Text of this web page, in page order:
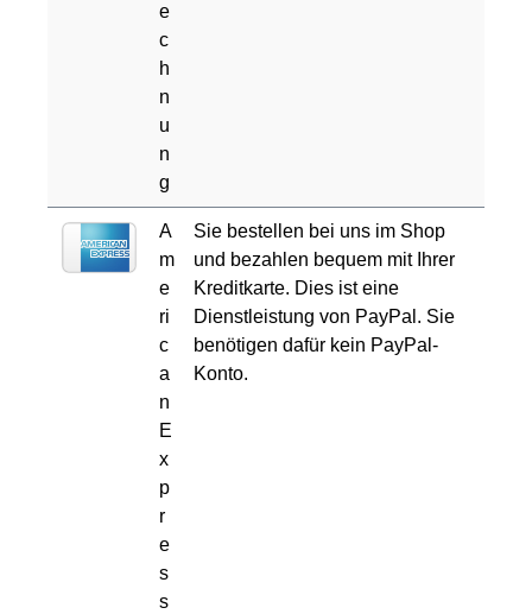
e
c
h
n
u
n
g
A
m
e
ri
c
a
n
E
x
p
r
e
s
s
Sie bestellen bei uns im Shop
und bezahlen bequem mit Ihrer
Kreditkarte. Dies ist eine
Dienstleistung von PayPal. Sie
benötigen dafür kein PayPal-
Konto.